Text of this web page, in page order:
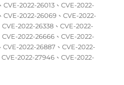
、CVE-2022-26013 、CVE-2022-
、CVE-2022-26069 、CVE-2022-
CVE-2022-26338 、CVE-2022-
CVE-2022-26666 、CVE-2022-
CVE-2022-26887 、CVE-2022-
CVE-2022-27946 、CVE-2022-